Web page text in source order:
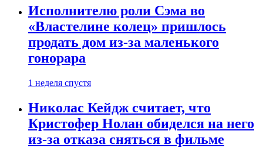
Исполнителю роли Сэма во
«Властелине колец» пришлось
продать дом из-за маленького
гонорара
1 неделя спустя
Николас Кейдж считает, что
Кристофер Нолан обиделся на него
из-за отказа сняться в фильме